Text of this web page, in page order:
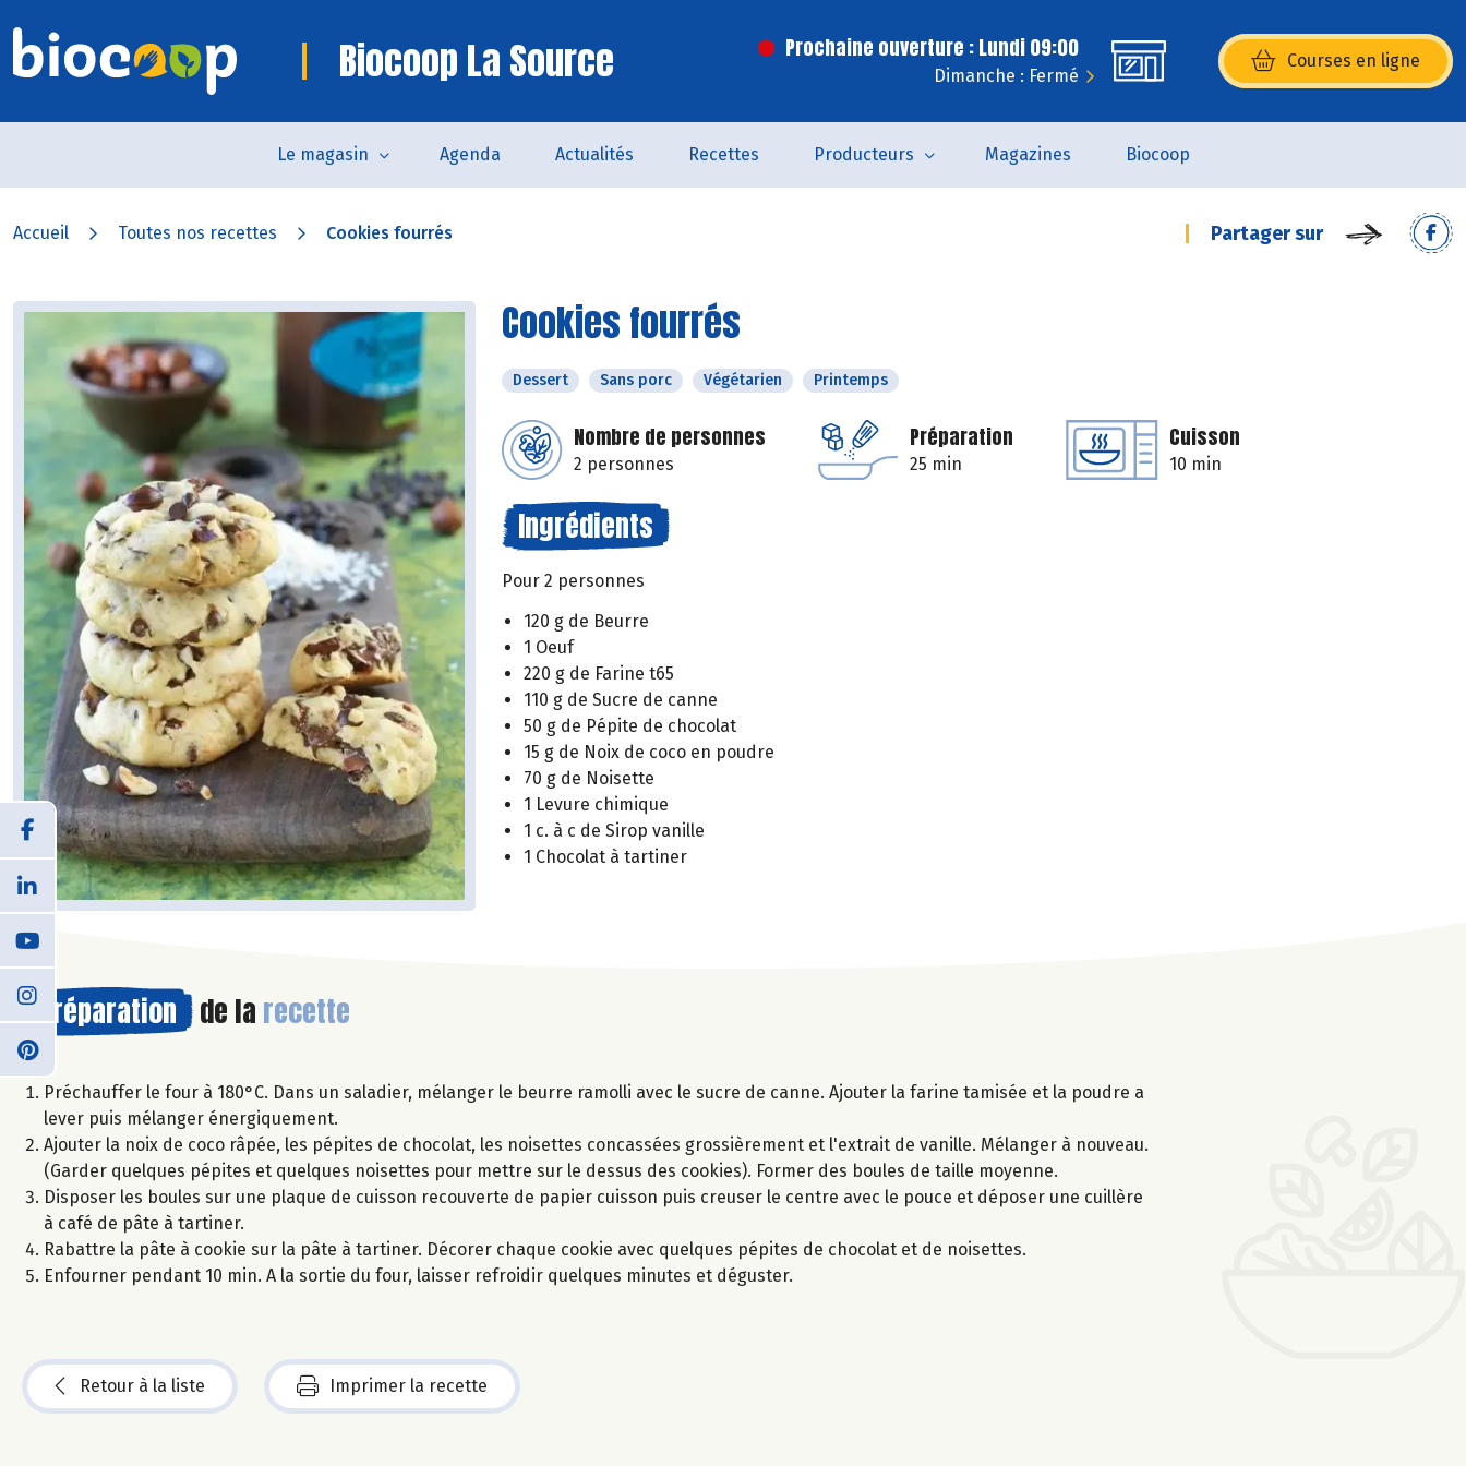
Biocoop La Source Prochaine ouverture : Lundi 09:00
Dimanche : Fermé
Courses en ligne
(s’ouvre dans une nouvelle
Le magasin Agenda Actualités Recettes Producteurs Magazines Biocoop
Accueil Toutes nos recettes Cookies fourrés Partager sur
Cookies fourrés
Dessert Sans porc Végétarien Printemps
Nombre de personnes
2 personnes
Préparation
25 min
Cuisson
10 min
Ingrédients
Pour 2 personnes
120 g de Beurre
1 Oeuf
220 g de Farine t65
110 g de Sucre de canne
50 g de Pépite de chocolat
15 g de Noix de coco en poudre
70 g de Noisette
1 Levure chimique
1 c. à c de Sirop vanille
1 Chocolat à tartiner
Préparation de la recette
Préchauffer le four à 180°C. Dans un saladier, mélanger le beurre ramolli avec le sucre de canne. Ajouter la farine tamisée et la poudre a
lever puis mélanger énergiquement.
Ajouter la noix de coco râpée, les pépites de chocolat, les noisettes concassées grossièrement et l'extrait de vanille. Mélanger à nouveau.
(Garder quelques pépites et quelques noisettes pour mettre sur le dessus des cookies). Former des boules de taille moyenne.
Disposer les boules sur une plaque de cuisson recouverte de papier cuisson puis creuser le centre avec le pouce et déposer une cuillère
à café de pâte à tartiner.
Rabattre la pâte à cookie sur la pâte à tartiner. Décorer chaque cookie avec quelques pépites de chocolat et de noisettes.
Enfourner pendant 10 min. A la sortie du four, laisser refroidir quelques minutes et déguster.
Retour à la liste Imprimer la recette